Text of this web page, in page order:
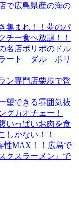
で広島県産の海の
集まれ！！夢のパ
チー食べ放題！！
名店ポリポのドル
ート ダル ポリ
ン専門店栗歩で贅
望できる雰囲気抜
グカオチェー！
いっぱいお肉を食
しかない！！
性MAX！！広島で
クスラーメン』で